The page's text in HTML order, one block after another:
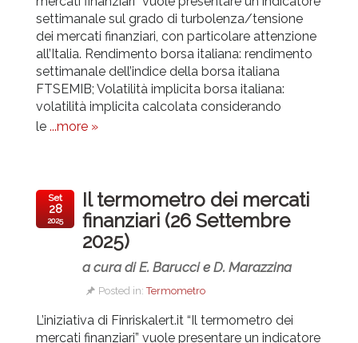
settimanale sul grado di turbolenza/tensione
dei mercati finanziari, con particolare attenzione
all’Italia. Rendimento borsa italiana: rendimento
settimanale dell’indice della borsa italiana
FTSEMIB; Volatilità implicita borsa italiana:
volatilità implicita calcolata considerando
le ...more »
Il termometro dei mercati
finanziari (26 Settembre
2025)
a cura di E. Barucci e D. Marazzina
Posted in:Termometro
Set
28
2025
L’iniziativa di Finriskalert.it “Il termometro dei
mercati finanziari” vuole presentare un indicatore